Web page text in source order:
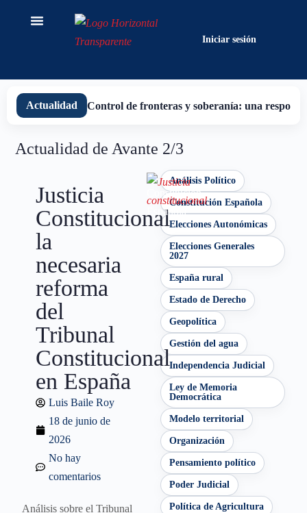
Iniciar sesión
Actualidad Control de fronteras y soberanía: una
Actualidad de Avante 2/3
Análisis Político
Constitución Española
Elecciones Autonómicas
Elecciones Generales
2027
España rural
Estado de Derecho
Geopolítica
Gestión del agua
Independencia Judicial
Ley de Memoria
Democrática
Modelo territorial
Organización
Pensamiento político
Poder Judicial
Política de Agricultura
Justicia
Constitucional
la
necesaria
reforma
del
Tribunal
Constitucional
en España
Luis Baile Roy
18 de junio de
2026
No hay
comentarios
Constitución
Española
Análisis sobre el Tribunal